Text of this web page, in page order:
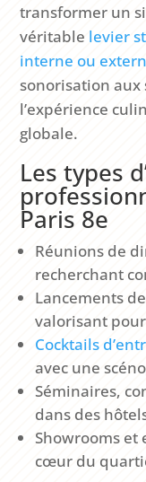
transformer un
véritable levier
interne ou
sonorisation aux
l’expérience
globale.
Les types
Paris 8e
Réunions de
recherchant
Lancements
valorisant
Cocktails
avec une
Séminaires,
dans des
Showrooms et
cœur du